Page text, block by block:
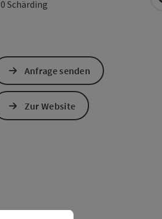
Schärding
Anfrage senden
Zur Website